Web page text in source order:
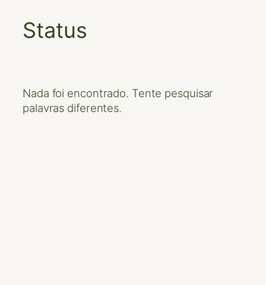
Pular
paraStatus
Nada foi encontrado. Tente pesquisar
palavras diferentes.